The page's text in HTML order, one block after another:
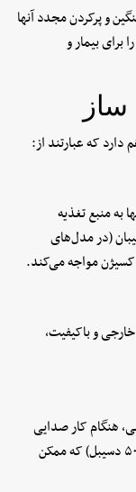
و پرکردن مجدد آنها
بیمار و
دارد که عبارتند از:
به منبع تغذیه
(در مدل‌های
اکسیژن مواجه می‌کند.
و باکیفیت،
هنگام کار صدایی
شبیه به یک یخچال ساکت تولید می‌کنند (حدود ۴۰ تا ۵۰ دسیبل) که ممکن